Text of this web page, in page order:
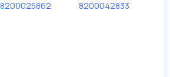
8200025862
8200042833